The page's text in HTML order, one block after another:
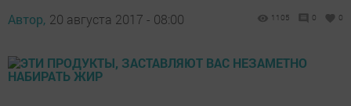
Автор, 20 августа 2017 - 08:00 1105 0 0